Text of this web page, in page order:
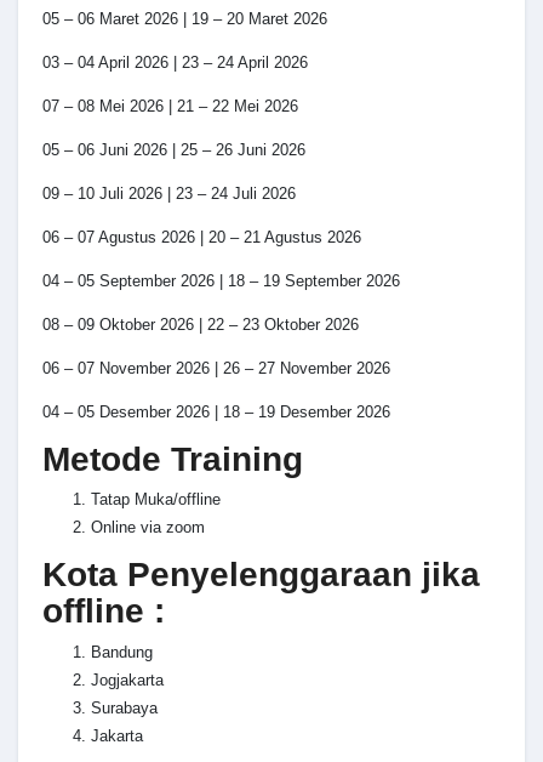
05 – 06 Maret 2026 | 19 – 20 Maret 2026
03 – 04 April 2026 | 23 – 24 April 2026
07 – 08 Mei 2026 | 21 – 22 Mei 2026
05 – 06 Juni 2026 | 25 – 26 Juni 2026
09 – 10 Juli 2026 | 23 – 24 Juli 2026
06 – 07 Agustus 2026 | 20 – 21 Agustus 2026
04 – 05 September 2026 | 18 – 19 September 2026
08 – 09 Oktober 2026 | 22 – 23 Oktober 2026
06 – 07 November 2026 | 26 – 27 November 2026
04 – 05 Desember 2026 | 18 – 19 Desember 2026
Metode Training
Tatap Muka/offline
Online via zoom
Kota Penyelenggaraan jika
offline :
Bandung
Jogjakarta
Surabaya
Jakarta